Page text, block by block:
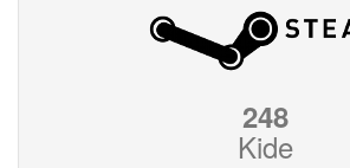
248
Kide